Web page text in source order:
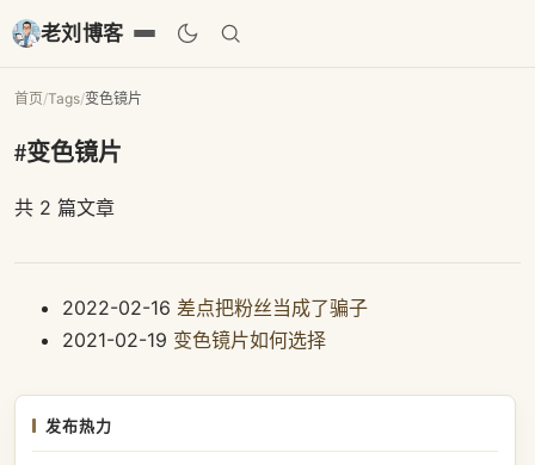
老刘博客
首页/Tags/变色镜片
#变色镜片
共 2 篇文章
2022-02-16 差点把粉丝当成了骗子
2021-02-19 变色镜片如何选择
发布热力